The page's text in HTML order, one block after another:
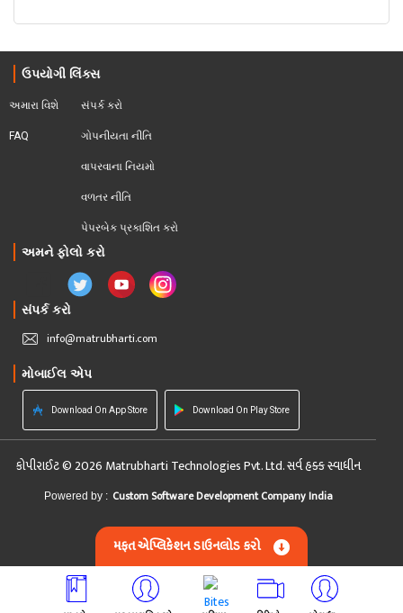
ઉપયોગી લિંક્સ
અમારા વિશે
FAQ
સંપર્ક કરો
ગોપનીયતા નીતિ
વાપરવાના નિયમો
વળતર નીતિ
પેપરબેક પ્રકાશિત કરો
અમને ફોલો કરો
સંપર્ક કરો
info@matrubharti.com
મોબાઈલ એપ
Download On App Store Download On Play Store
કોપીરાઈટ © 2026 Matrubharti Technologies Pvt. Ltd. સર્વ હક્ક સ્વાધીન
Powered by : Custom Software Development Company India
મફત એપ્લિકેશન ડાઉનલોડ કરો